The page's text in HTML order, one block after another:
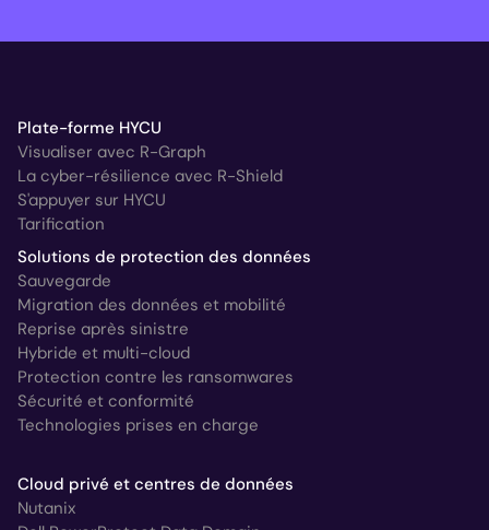
Plate-forme HYCU
Visualiser avec R-Graph
La cyber-résilience avec R-Shield
S'appuyer sur HYCU
Tarification
Solutions de protection des données
Sauvegarde
Migration des données et mobilité
Reprise après sinistre
Hybride et multi-cloud
Protection contre les ransomwares
Sécurité et conformité
Technologies prises en charge
Cloud privé et centres de données
Nutanix